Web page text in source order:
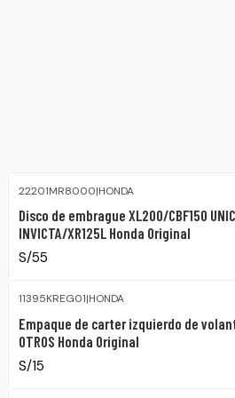
22201MR8000|HONDA
Disco de embrague XL200/CBF150
INVICTA/XR125L Honda Original
S/55
11395KREG01|HONDA
Empaque de carter izquierdo de
OTROS Honda Original
S/15